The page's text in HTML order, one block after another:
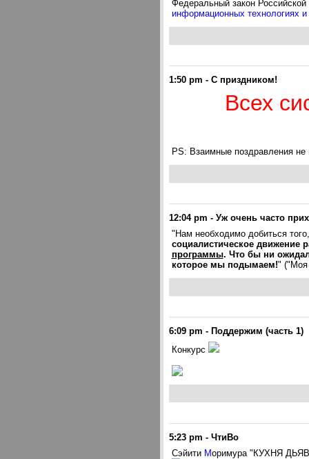
Федеральный закон
информационных технологиях
1:50 pm - С приздником!
Всех
PS: Взаимные поздравления
12:04 pm - Уж очень часто
"Нам необходимо добиться
социалистическое движение
программы. Что бы ни
которое мы подымаем!" ("Моя
6:09 pm - Поддержим (часть 1)
Конкурс
5:23 pm - ЧтиВо
Сэйити Моримура "КУХНЯ